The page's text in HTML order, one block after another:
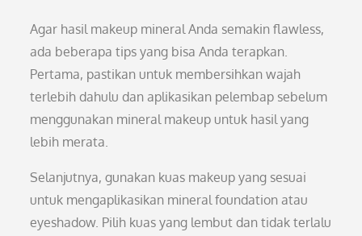
Agar hasil makeup mineral Anda semakin flawless,
ada beberapa tips yang bisa Anda terapkan.
Pertama, pastikan untuk membersihkan wajah
terlebih dahulu dan aplikasikan pelembap sebelum
menggunakan mineral makeup untuk hasil yang
lebih merata.
Selanjutnya, gunakan kuas makeup yang sesuai
untuk mengaplikasikan mineral foundation atau
eyeshadow. Pilih kuas yang lembut dan tidak terlalu